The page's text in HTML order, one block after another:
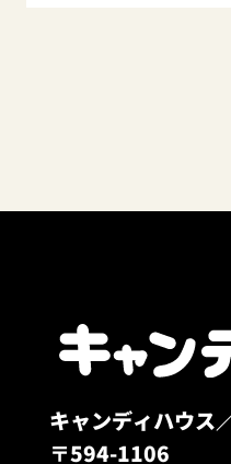
キャンディハウス
〒594-1106